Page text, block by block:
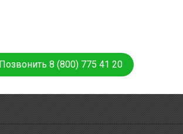
Позвонить 8 (800) 775 41 20